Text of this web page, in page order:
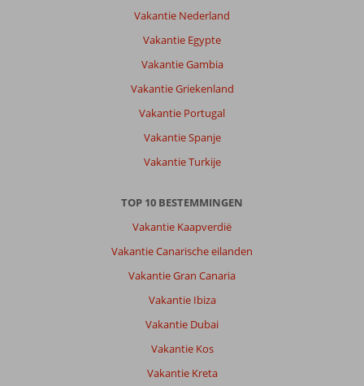
Vakantie Nederland
Vakantie Egypte
Vakantie Gambia
Vakantie Griekenland
Vakantie Portugal
Vakantie Spanje
Vakantie Turkije
TOP 10 BESTEMMINGEN
Vakantie Kaapverdië
Vakantie Canarische eilanden
Vakantie Gran Canaria
Vakantie Ibiza
Vakantie Dubai
Vakantie Kos
Vakantie Kreta